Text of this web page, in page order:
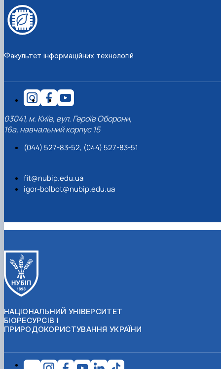
Факультет інформаційних технологій
03041, м. Київ, вул. Героїв Оборони,
16а, навчальний корпус 15
(044) 527-83-52, (044) 527-83-51
fit@nubip.edu.ua
igor-bolbot@nubip.edu.ua
НАЦІОНАЛЬНИЙ УНІВЕРСИТЕТ
БІОРЕСУРСІВ І
ПРИРОДОКОРИСТУВАННЯ УКРАЇНИ